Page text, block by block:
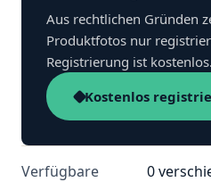
Aus rechtlichen Gründen
Produktfotos nur
Registrierung ist kostenlos.
Kostenlos
Verfügbare
0